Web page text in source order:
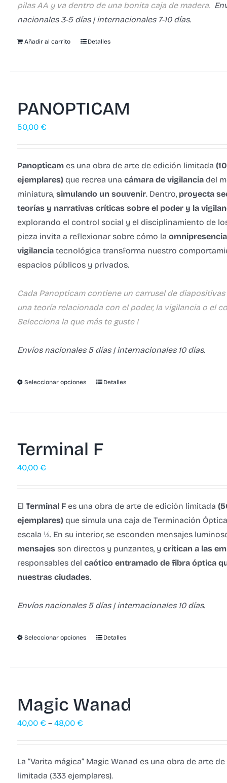
pilas AA y va dentro de una bonita caja de madera.
nacionales 3-5 días | internacionales 7-10 días.
Añadir al carrito Detalles
PANOPTICAM
50,00 €
Panopticam es una obra de arte de edición limitada
ejemplares) que recrea una cámara de vigilancia del
miniatura, simulando un souvenir. Dentro, proyecta
teorías y narrativas críticas sobre el poder y la
explorando el control social y el disciplinamiento de
pieza invita a reflexionar sobre cómo la
vigilancia tecnológica transforma nuestro
espacios públicos y privados.
Cada Panopticam contiene un carrusel de
una teoría relacionada con el poder, la vigilancia o el
Selecciona la que más te guste !
Envíos nacionales 5 días | internacionales 10 días.
Seleccionar opciones Detalles
Terminal F
40,00 €
El Terminal F es una obra de arte de edición limitada
ejemplares) que simula una caja de Terminación Óptica
escala ⅓. En su interior, se esconden mensajes
mensajes son directos y punzantes, y critican a las
responsables del caótico entramado de fibra óptica
nuestras ciudades.
Envíos nacionales 5 días | internacionales 10 días.
Seleccionar opciones Detalles
Magic Wanad
40,00 € – 48,00 €
La “Varita mágica” Magic Wanad es una obra de arte
limitada (333 ejemplares).